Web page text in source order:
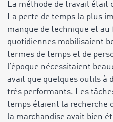
La méthode de travail était
La perte de temps la plus
manque de technique et au
quotidiennes mobilisaient
termes de temps et de
l’époque nécessitaient
avait que quelques outils à
très performants. Les
temps étaient la recherche
la marchandise avait bien